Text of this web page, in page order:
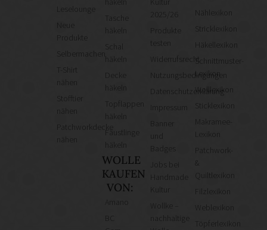
Leselounge
Produkte
Selbermachen
T-Shirt
Stofftier
Patchworkdecke
Tasche
häkeln
Topflappen
häkeln
Fäustlinge
häkeln
WOLLE
KAUFEN
VON:
2025/26
Produkte
testen
Widerrufsrecht
Nutzungsbedingungen
Datenschutzerklärung
Kultur
Wollke –
nachhaltige
Nählexikon
Stricklexikon
Häkellexikon
Schnittmuster-
Lexikon
Wolllexikon
Sticklexikon
Makramee-
Lexikon
Patchwork-
&
Quiltlexikon
Filzlexikon
Weblexikon
Töpferlexikon